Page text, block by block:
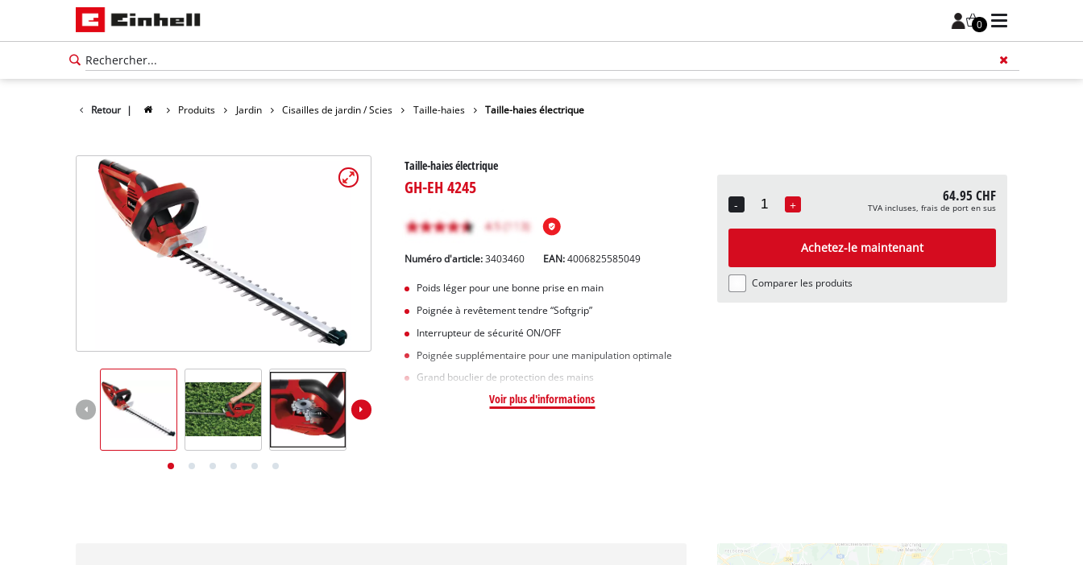
0
Retour | Produits Jardin Cisailles de jardin / Scies Taille-haies Taille-haies électrique
Taille-haies électrique
GH-EH 4245
Numéro d'article:3403460 EAN:4006825585049
Poids léger pour une bonne prise en main
Poignée à revêtement tendre “Softgrip”
Interrupteur de sécurité ON/OFF
Poignée supplémentaire pour une manipulation optimale
Grand bouclier de protection des mains
Voir plus d'informations
-
Quantity
+ 64.95 CHF
TVA incluses, frais de port en sus
Achetez-le maintenant
Comparer les produits